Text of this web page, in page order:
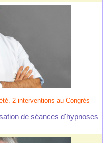
2 interventions au Congrès
de séances d'hypnoses